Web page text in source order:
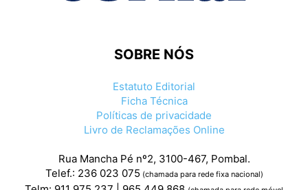
SOBRE NÓS
Estatuto Editorial
Ficha Técnica
Políticas de privacidade
Livro de Reclamações Online
Rua Mancha Pé nº2, 3100-467, Pombal.
Telef.: 236 023 075 (chamada para rede fixa nacional)